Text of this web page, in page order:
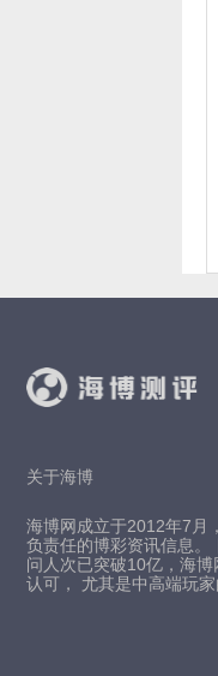
关于海博
海博网成立于2012年7月
负责任的博彩资讯信息
问人次已突破10亿，海
认可， 尤其是中高端玩